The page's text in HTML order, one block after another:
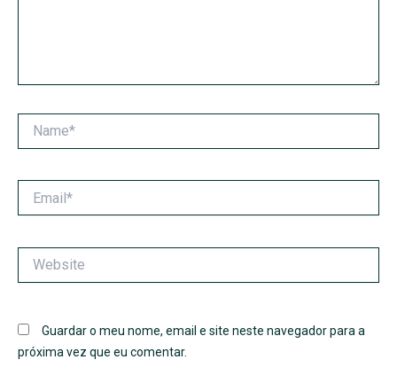
Guardar o meu nome, email e site neste navegador para a
próxima vez que eu comentar.